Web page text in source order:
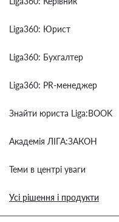
Liga360: Юрист
Liga360: Бухгалтер
Liga360: PR-менеджер
Знайти юриста Liga:BOOK
Академія ЛІГА:ЗАКОН
Теми в центрі уваги
Усі рішення і продукти